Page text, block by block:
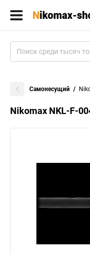
Самонесущий
Nikomax NKL-F-